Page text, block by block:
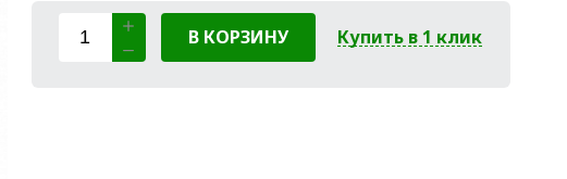
В КОРЗИНУ Купить в 1 клик